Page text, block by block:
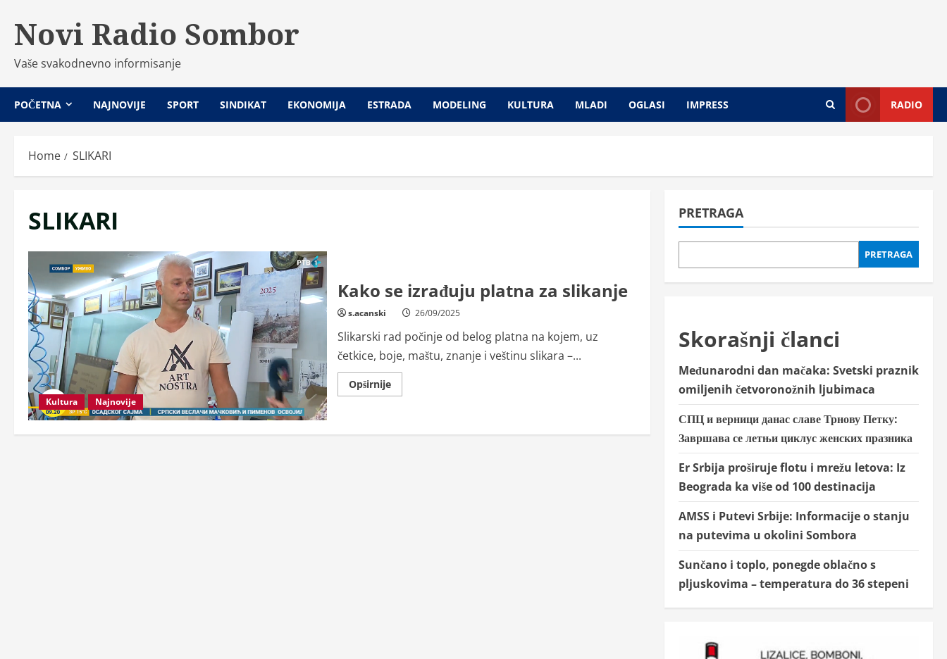
content
Novi Radio Sombor
Vaše svakodnevno informisanje
POČETNA NAJNOVIJE SPORT SINDIKAT EKONOMIJA ESTRADA MODELING KULTURA MLADI OGLASI IMPRESS RADIO
Home SLIKARI
SLIKARI
Kultura Najnovije
Kako se izrađuju platna za slikanje
s.acanski 26/09/2025
Slikarski rad počinje od belog platna na kojem, uz
četkice, boje, maštu, znanje i veštinu slikara –...
OpširnijeRead
more
izrađuju
PRETRAGA
PRETRAGA
Skorašnji članci
Međunarodni dan mačaka: Svetski praznik
omiljenih četvoronožnih ljubimaca
СПЦ и верници данас славе Трнову Петку:
Завршава се летњи циклус женских празника
Er Srbija proširuje flotu i mrežu letova: Iz
Beograda ka više od 100 destinacija
AMSS i Putevi Srbije: Informacije o stanju
na putevima u okolini Sombora
Sunčano i toplo, ponegde oblačno s
pljuskovima – temperatura do 36 stepeni